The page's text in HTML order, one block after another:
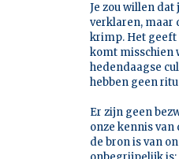
Je zou willen
verklaren, maar
krimp. Het geeft
komt misschien
hedendaagse
hebben geen
Er zijn geen
onze kennis
de bron is van